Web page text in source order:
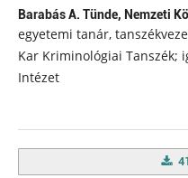
Barabás A. Tünde, Nemzeti
egyetemi tanár,
Kar Kriminológiai Tanszék;
Intézet